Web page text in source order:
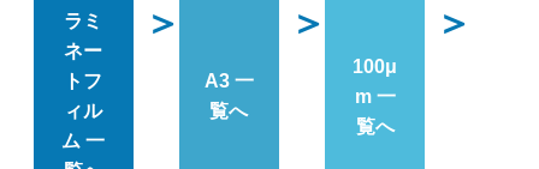
ラミ
ネー
トフ
ィル
ム 一
＞
A3 一
覧へ
＞
100μ
m 一
覧へ
＞